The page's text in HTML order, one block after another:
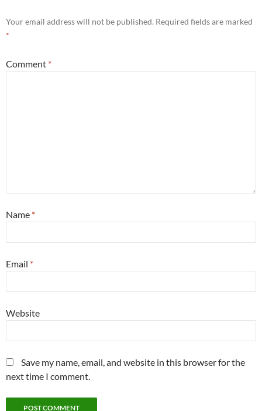
Your email address will not be published. Required fields are marked
*
Comment *
Name *
Email *
Website
Save my name, email, and website in this browser for the
next time I comment.